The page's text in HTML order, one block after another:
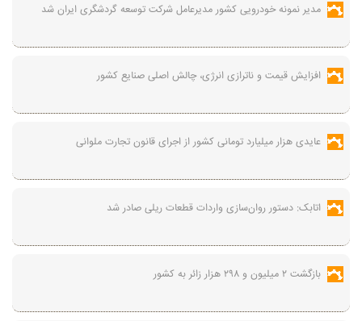
مدیر نمونه خودرویی کشور مدیرعامل شرکت توسعه گردشگری ایران شد
افزایش قیمت و ناترازی انرژی، چالش اصلی صنایع کشور
عایدی هزار میلیارد تومانی کشور از اجرای قانون تجارت ملوانی
اتابک: دستور روان‌سازی واردات قطعات ریلی صادر شد
بازگشت ۲ میلیون و ۲۹۸ هزار زائر به کشور